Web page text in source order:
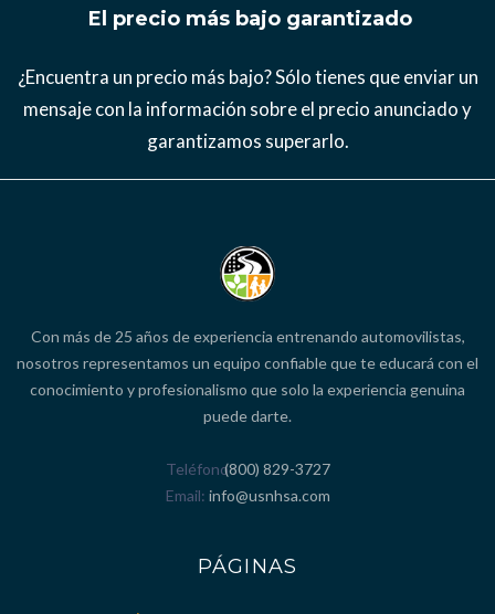
El precio más bajo garantizado
¿Encuentra un precio más bajo? Sólo tienes que enviar un
mensaje con la información sobre el precio anunciado y
garantizamos superarlo.
Con más de 25 años de experiencia entrenando automovilistas,
nosotros representamos un equipo confiable que te educará con el
conocimiento y profesionalismo que solo la experiencia genuina
puede darte.
Teléfono(800) 829-3727
Email info@usnhsa.com
PÁGINAS